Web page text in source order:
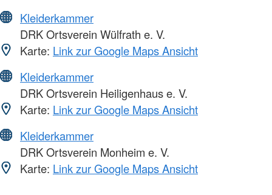
Kleiderkammer
DRK Ortsverein Wülfrath e. V.
Karte: Link zur Google Maps Ansicht
Kleiderkammer
DRK Ortsverein Heiligenhaus e. V.
Karte: Link zur Google Maps Ansicht
Kleiderkammer
DRK Ortsverein Monheim e. V.
Karte: Link zur Google Maps Ansicht